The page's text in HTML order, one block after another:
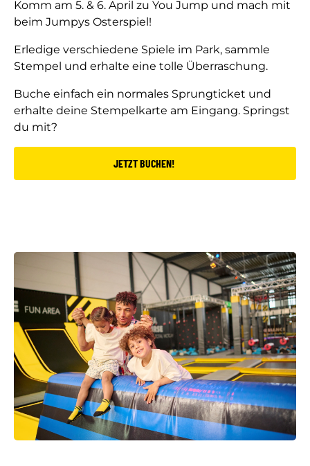
Komm am 5. & 6. April zu You Jump und mach mit
beim Jumpys Osterspiel!
Erledige verschiedene Spiele im Park, sammle
Stempel und erhalte eine tolle Überraschung.
Buche einfach ein normales Sprungticket und
erhalte deine Stempelkarte am Eingang. Springst
du mit?
JETZT BUCHEN!